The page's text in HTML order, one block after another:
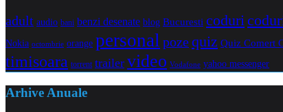
adult audio bani benzi desenate blog Bucuresti coduri
Nokia octombrie orange personal pozequiz Quiz Comert
timisoara torrent trailer video Vodafone yahoo messenger
Arhive Anuale